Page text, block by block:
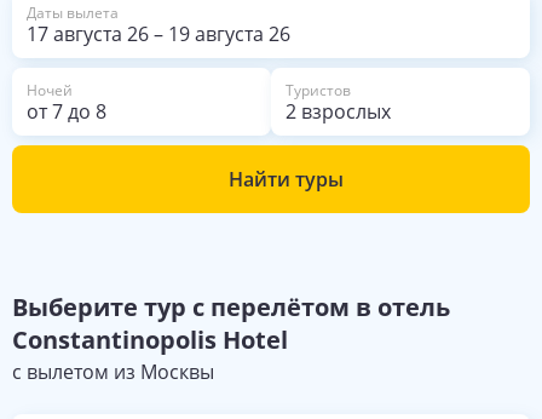
Даты вылета
17 августа 26– 19 августа 26
Ночей
от7до 8
Туристов
2 взрослых
Найти туры
Выберите тур с перелётом в отель
Constantinopolis Hotel
с вылетом из Москвы